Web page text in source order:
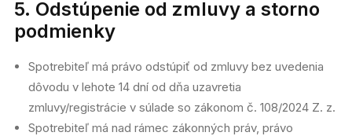
5. Odstúpenie od zmluvy a storno
podmienky
Spotrebiteľ má právo odstúpiť od zmluvy bez uvedenia
dôvodu v lehote 14 dní od dňa uzavretia
zmluvy/registrácie v súlade so zákonom č. 108/2024 Z. z.
Spotrebiteľ má nad rámec zákonných práv, právo